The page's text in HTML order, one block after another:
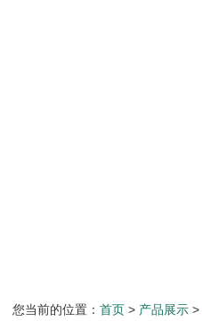
您当前的位置： 首页 > 产品展示 >